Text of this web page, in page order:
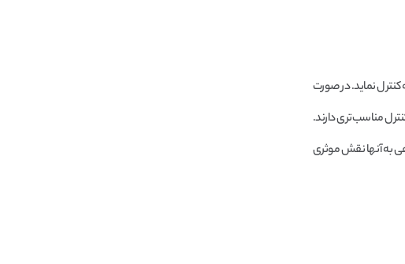
کنترل نماید. در صورت
مناسب‌تری دارند.
به آنها نقش موثری